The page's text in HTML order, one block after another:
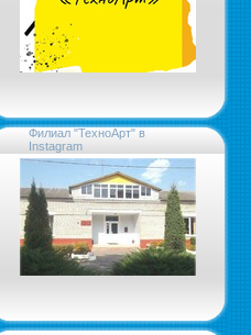
Филиал "ТехноАрт" в
Instagram